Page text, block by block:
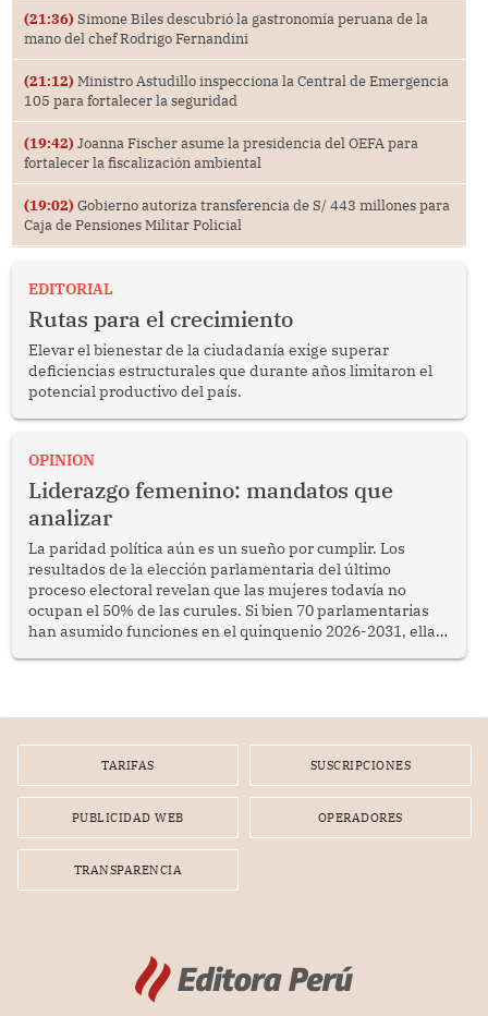
(21:36) Simone Biles descubrió la gastronomía peruana de la
mano del chef Rodrigo Fernandini
(21:12) Ministro Astudillo inspecciona la Central de Emergencia
105 para fortalecer la seguridad
(19:42) Joanna Fischer asume la presidencia del OEFA para
fortalecer la fiscalización ambiental
(19:02) Gobierno autoriza transferencia de S/ 443 millones para
Caja de Pensiones Militar Policial
EDITORIAL
Rutas para el crecimiento
Elevar el bienestar de la ciudadanía exige superar
deficiencias estructurales que durante años limitaron el
potencial productivo del país.
OPINION
Liderazgo femenino: mandatos que
analizar
La paridad política aún es un sueño por cumplir. Los
resultados de la elección parlamentaria del último
proceso electoral revelan que las mujeres todavía no
ocupan el 50% de las curules. Si bien 70 parlamentarias
han asumido funciones en el quinquenio 2026-2031, ellas
TARIFAS SUSCRIPCIONES
PUBLICIDAD WEB OPERADORES
TRANSPARENCIA